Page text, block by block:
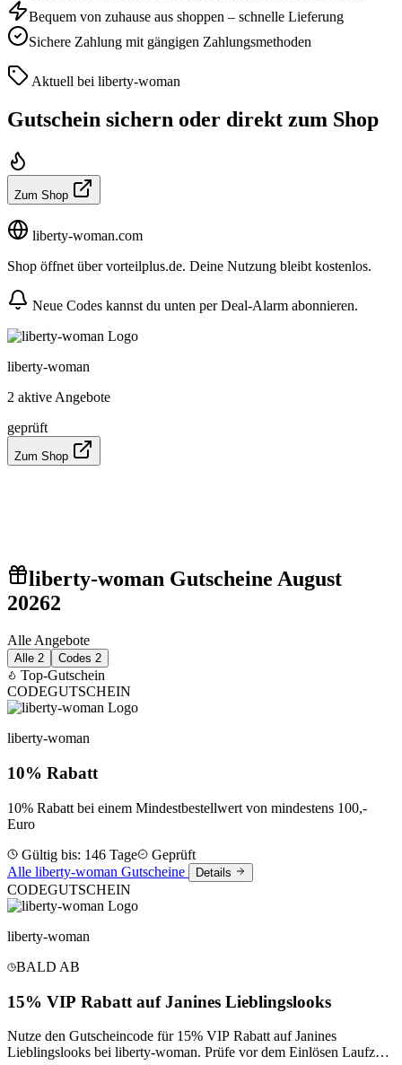
Bequem von zuhause aus shoppen – schnelle Lieferung
Sichere Zahlung mit gängigen Zahlungsmethoden
Aktuell bei liberty-woman
Gutschein sichern oder direkt zum Shop
Zum Shop
liberty-woman.com
Shop öffnet über vorteilplus.de. Deine Nutzung bleibt kostenlos.
Neue Codes kannst du unten per Deal-Alarm abonnieren.
liberty-woman
2 aktive Angebote
geprüft
Zum Shop
liberty-woman Gutscheine August
20262
Alle Angebote
Alle 2 Codes 2
Top-Gutschein
CODEGUTSCHEIN
liberty-woman
10% Rabatt
10% Rabatt bei einem Mindestbestellwert von mindestens 100,-
Euro
Gültig bis: 146 Tage
Geprüft
Alle liberty-woman Gutscheine
Details
CODEGUTSCHEIN
liberty-woman
BALD AB
15% VIP Rabatt auf Janines Lieblingslooks
Nutze den Gutscheincode für 15% VIP Rabatt auf Janines
Lieblingslooks bei liberty-woman. Prüfe vor dem Einlösen Laufzeit